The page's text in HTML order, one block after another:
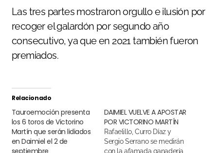
Las tres partes mostraron orgullo e ilusión por
recoger el galardón por segundo año
consecutivo, ya que en 2021 también fueron
premiados.
Relacionado
Tauroemoción presenta
los 6 toros de Victorino
Martín que serán lidiados
en Daimiel el 2 de
septiembre
DAIMIEL VUELVE A APOSTAR
POR VICTORINO MARTÍN
Rafaelillo, Curro Díaz y
Sergio Serrano se medirán
con la afamada ganadería